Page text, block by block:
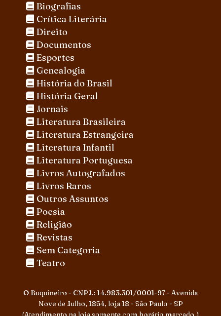
Biografias
Crítica Literária
Direito
Documentos
Esportes
Genealogia
História do Brasil
História Geral
Jornais
Literatura Brasileira
Literatura Estrangeira
Literatura Infantil
Literatura Portuguesa
Livros Autografados
Livros Raros
Outros Assuntos
Poesia
Religião
Revistas
Sem Categoria
Teatro
O Buquineiro - CNPJ.: 14.983.301/0001-97 - Avenida
Nove de Julho, 1854, loja 18 - São Paulo - SP